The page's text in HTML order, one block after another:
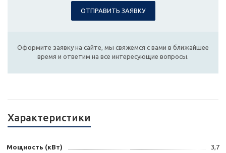
ОТПРАВИТЬ ЗАЯВКУ
Оформите заявку на сайте, мы свяжемся с вами в ближайшее
время и ответим на все интересующие вопросы.
Характеристики
Мощность (кВт) 3,7